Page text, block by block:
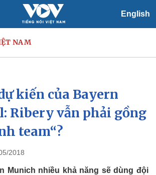
English
NAM
Xã hội
Tin 24h
Dự báo thời tiết
Giáo dục
kiến của Bayern
Ribery vẫn phải gồng
team“?
2018
Munich nhiều khả năng sẽ dùng đội